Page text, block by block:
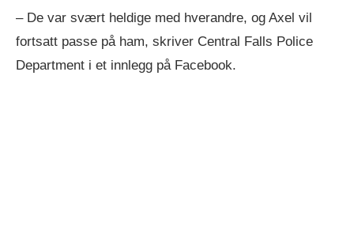
– De var svært heldige med hverandre, og Axel vil
fortsatt passe på ham, skriver Central Falls Police
Department i et innlegg på Facebook.